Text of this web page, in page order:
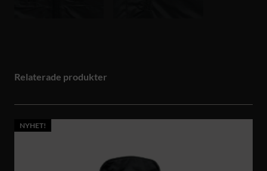
Relaterade produkter
NYHET!